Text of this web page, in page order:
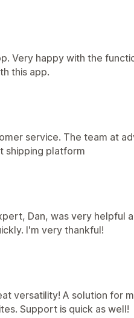
Very happy with the
this app.
service. The team at
shipping platform
Dan, was very helpful
I'm very thankful!
versatility! A solution for
Support is quick as well!